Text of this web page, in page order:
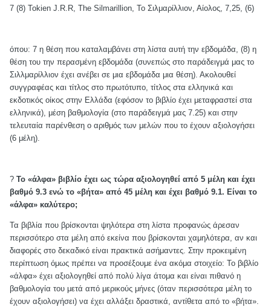
7 (8) Tokien J.R.R, The Silmarillion, Το Σιλμαρίλλιον, Αίολος, 7,25, (6)
όπου: 7 η θέση που καταλαμβάνει στη λίστα αυτή την εβδομάδα, (8) η
θέση του την περασμένη εβδομάδα (συνεπώς στο παράδειγμά μας το
Σιλλμαρίλλιον έχει ανέβει σε μια εβδομάδα μια θέση). Ακολουθεί
συγγραφέας και τίτλος στο πρωτότυπο, τίτλος στα ελληνικά και
εκδοτικός οίκος στην Ελλάδα (εφόσον το βιβλίο έχει μεταφραστεί στα
ελληνικά), μέση βαθμολογία (στο παράδειγμά μας 7.25) και στην
τελευταία παρένθεση ο αριθμός των μελών που το έχουν αξιολογήσει
(6 μέλη).
? Το «άλφα» βιβλίο έχει ως τώρα αξιολογηθεί από 5 μέλη και έχει
βαθμό 9.3 ενώ το «βήτα» από 45 μέλη και έχει βαθμό 9.1. Είναι το
«άλφα» καλύτερο;
Τα βιβλία που βρίσκονται ψηλότερα στη λίστα προφανώς άρεσαν
περισσότερο στα μέλη από εκείνα που βρίσκονται χαμηλότερα, αν και
διαφορές στο δεκαδικό είναι πρακτικά ασήμαντες. Στην προκειμένη
περίπτωση όμως πρέπει να προσέξουμε ένα ακόμα στοιχείο: Το βιβλίο
«άλφα» έχει αξιολογηθεί από πολύ λίγα άτομα και είναι πιθανό η
βαθμολογία του μετά από μερικούς μήνες (όταν περισσότερα μέλη το
έχουν αξιολογήσει) να έχει αλλάξει δραστικά, αντίθετα από το «βήτα».